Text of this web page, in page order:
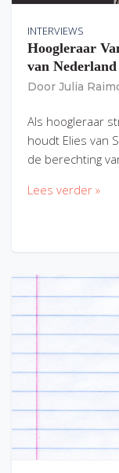
INTERVIEWS
Hoogleraar
van
Door Julia
Als hoogleraar
houdt Elies van
de berechting
Lees verder »